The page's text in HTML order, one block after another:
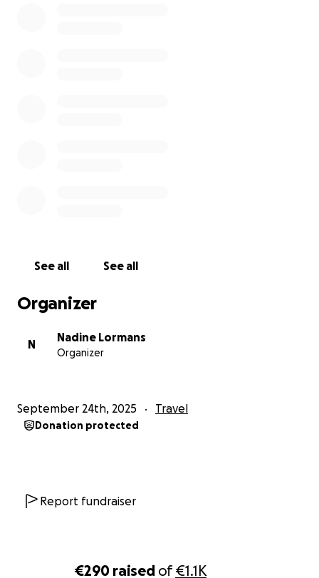
€290 raised of€1.1K
See all See all
Organizer
N
Nadine Lormans
Organizer
September 24th, 2025 Travel
Donation protected
Report fundraiser